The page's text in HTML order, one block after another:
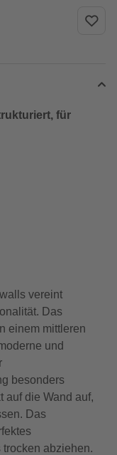
für
vereint
Das
einem mittleren
und
besonders
auf die Wand auf,
Das
abziehen.